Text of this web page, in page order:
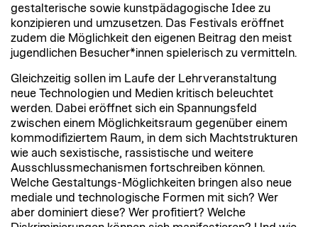
gestalterische sowie kunstpädagogische Idee zu
konzipieren und umzusetzen. Das Festivals eröffnet
zudem die Möglichkeit den eigenen Beitrag den meist
jugendlichen Besucher*innen spielerisch zu vermitteln.
Gleichzeitig sollen im Laufe der Lehrveranstaltung
neue Technologien und Medien kritisch beleuchtet
werden. Dabei eröffnet sich ein Spannungsfeld
zwischen einem Möglichkeitsraum gegenüber einem
kommodifiziertem Raum, in dem sich Machtstrukturen
wie auch sexistische, rassistische und weitere
Ausschlussmechanismen fortschreiben können.
Welche Gestaltungs-Möglichkeiten bringen also neue
mediale und technologische Formen mit sich? Wer
aber dominiert diese? Wer profitiert? Welche